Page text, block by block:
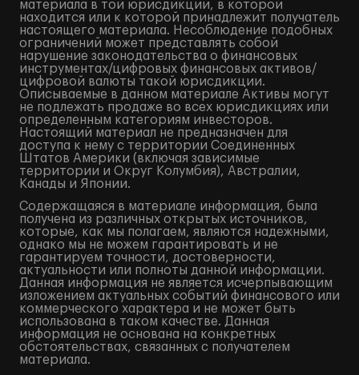
материала в той юрисдикции, в которой
находится или к которой принадлежит получатель
настоящего материала. Несоблюдение подобных
ограничений может представлять собой
нарушение законодательства о финансовых
инструментах/цифровых финансовых активов/
цифровой валюты такой юрисдикции.
Описываемые в данном материале Активы могут
не подлежать продаже во всех юрисдикциях или
определенным категориям инвесторов.
Настоящий материал не предназначен для
доступа к нему с территории Соединенных
Штатов Америки (включая зависимые
территории и Округ Колумбия), Австралии,
Канады и Японии.
Содержащаяся в материале информация, была
получена из различных открытых источников,
которые, как мы полагаем, являются надежными,
однако мы не можем гарантировать и не
гарантируем точности, достоверности,
актуальности или полноты данной информации.
Данная информация не является исчерпывающим
изложением актуальных событий финансового или
коммерческого характера и не может быть
использована в таком качестве. Данная
информация не основана на конкретных
обстоятельствах, связанных с получателем
материала.